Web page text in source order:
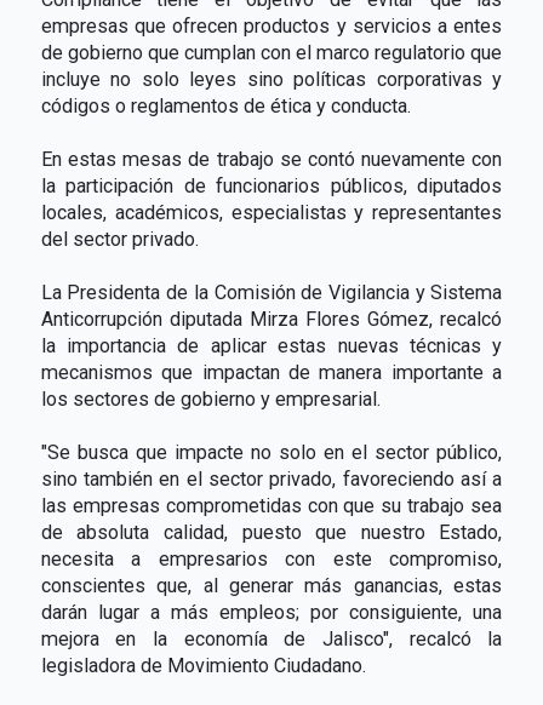
empresas que ofrecen productos y servicios a entes
de gobierno que cumplan con el marco regulatorio que
incluye no solo leyes sino políticas corporativas y
códigos o reglamentos de ética y conducta.
En estas mesas de trabajo se contó nuevamente con
la participación de funcionarios públicos, diputados
locales, académicos, especialistas y representantes
del sector privado.
La Presidenta de la Comisión de Vigilancia y Sistema
Anticorrupción diputada Mirza Flores Gómez, recalcó
la importancia de aplicar estas nuevas técnicas y
mecanismos que impactan de manera importante a
los sectores de gobierno y empresarial.
"Se busca que impacte no solo en el sector público,
sino también en el sector privado, favoreciendo así a
las empresas comprometidas con que su trabajo sea
de absoluta calidad, puesto que nuestro Estado,
necesita a empresarios con este compromiso,
conscientes que, al generar más ganancias, estas
darán lugar a más empleos; por consiguiente, una
mejora en la economía de Jalisco", recalcó la
legisladora de Movimiento Ciudadano.